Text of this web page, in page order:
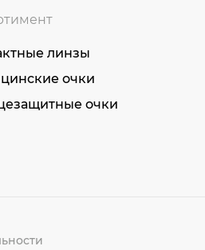
линзы
очки
очки